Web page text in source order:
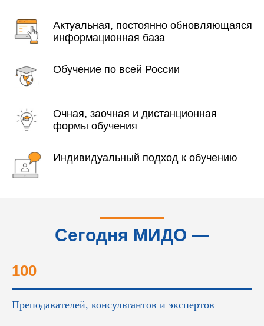
Актуальная, постоянно обновляющаяся
информационная база
Обучение по всей России
Очная, заочная и дистанционная
формы обучения
Индивидуальный подход к обучению
Сегодня МИДО —
100
Преподавателей, консультантов и экспертов